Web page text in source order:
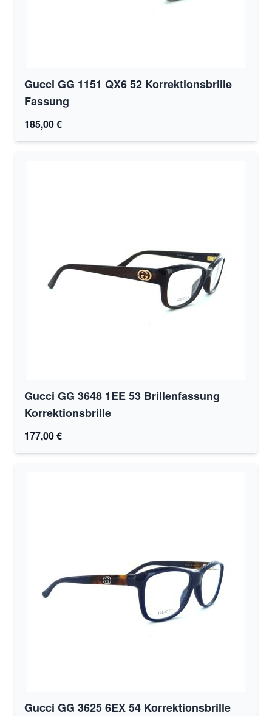
Gucci GG 1151 QX6 52 Korrektionsbrille
Fassung
185,00 €
Gucci GG 3648 1EE 53 Brillenfassung
Korrektionsbrille
177,00 €
Gucci GG 3625 6EX 54 Korrektionsbrille